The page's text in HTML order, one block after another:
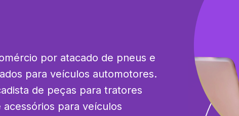
por atacado de pneus e
para veículos automotores.
de peças para tratores
para veículos